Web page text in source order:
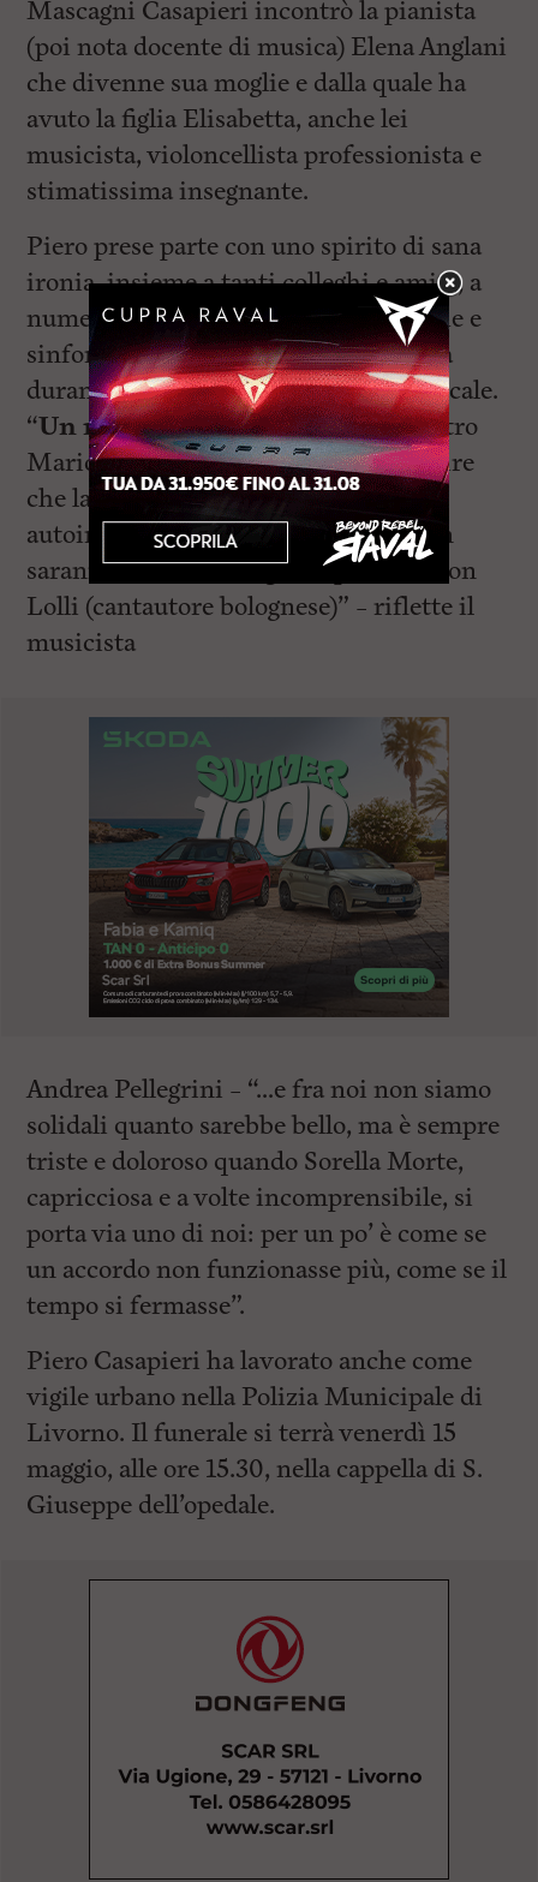
Mascagni Casapieri incontrò la pianista
(poi nota docente di musica) Elena Anglani
che divenne sua moglie e dalla quale ha
avuto la figlia Elisabetta, anche lei
musicista, violoncellista professionista e
stimatissima insegnante.
Piero prese parte con uno spirito di sana
ironia, insieme a tanti colleghi e amici, a
numerosissime produzioni operistiche e
sinfoniche esibendosi in tutta Europa
durante mezzo secolo di attività musicale.
“Un maestro vero“, afferma il Maestro
Mario Menicagli, “capace di farti capire
che la musica è disciplina ma anche
autoironia e piacere”. “I musicisti non
saranno mai una categoria, per dirla con
Lolli (cantautore bolognese)” – riflette il
musicista
Andrea Pellegrini – “…e fra noi non siamo
solidali quanto sarebbe bello, ma è sempre
triste e doloroso quando Sorella Morte,
capricciosa e a volte incomprensibile, si
porta via uno di noi: per un po’ è come se
un accordo non funzionasse più, come se il
tempo si fermasse”.
Piero Casapieri ha lavorato anche come
vigile urbano nella Polizia Municipale di
Livorno. Il funerale si terrà venerdì 15
maggio, alle ore 15.30, nella cappella di S.
Giuseppe dell’opedale.